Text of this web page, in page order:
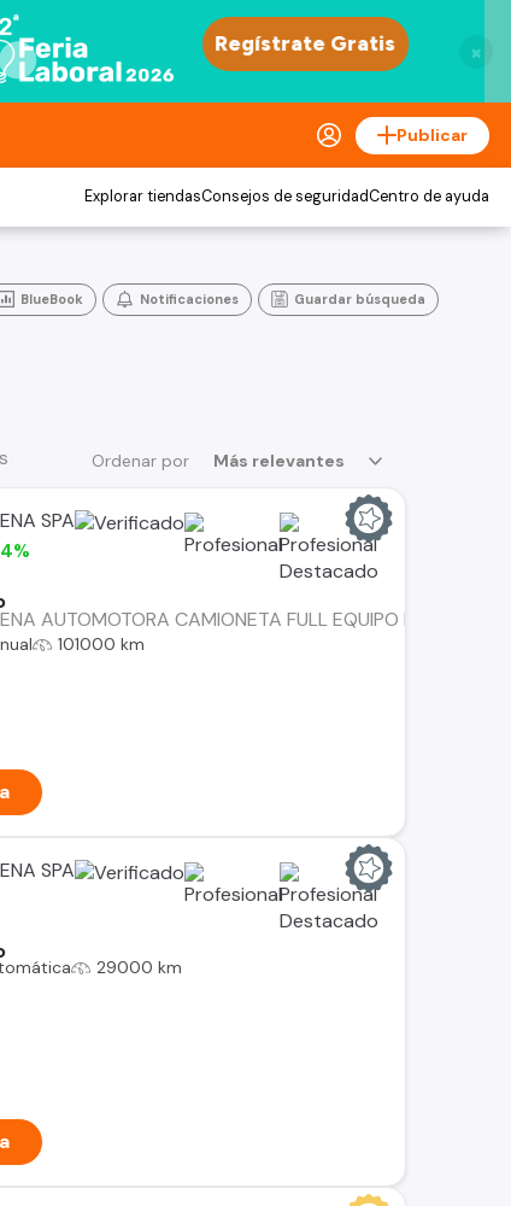
×
Publicar
Explorar tiendasConsejos de seguridadCentro de ayuda
BlueBook Notificaciones Guardar búsqueda
Ordenar por Más relevantes
SPA
AUTOMOTORA CAMIONETA FULL EQUIPO MOTOR
101000 km
SPA
29000 km